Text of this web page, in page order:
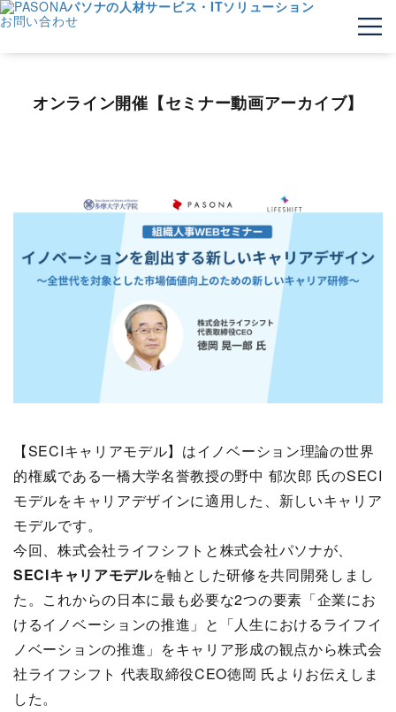
パソナの人材サービス・ITソリューション
お問い合わせ
オンライン開催【セミナー動画アーカイブ】
【SECIキャリアモデル】はイノベーション理論の世界
的権威である一橋大学名誉教授の野中 郁次郎 氏のSECI
モデルをキャリアデザインに適用した、新しいキャリア
モデルです。
今回、株式会社ライフシフトと株式会社パソナが、
SECIキャリアモデルを軸とした研修を共同開発しまし
た。これからの日本に最も必要な2つの要素「企業にお
けるイノベーションの推進」と「人生におけるライフイ
ノベーションの推進」をキャリア形成の観点から株式会
社ライフシフト 代表取締役CEO徳岡 氏よりお伝えしま
した。